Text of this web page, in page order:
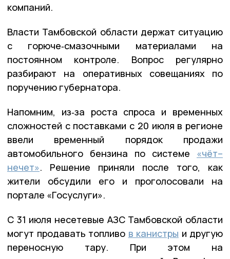
компаний.
Власти Тамбовской области держат ситуацию
с горюче‑смазочными материалами на
постоянном контроле. Вопрос регулярно
разбирают на оперативных совещаниях по
поручению губернатора.
Напомним, из‑за роста спроса и временных
сложностей с поставками с 20 июля в регионе
ввели временный порядок продажи
автомобильного бензина по системе «чёт–
нечет». Решение приняли после того, как
жители обсудили его и проголосовали на
портале «Госуслуги».
С 31 июля несетевые АЗС Тамбовской области
могут продавать топливо в канистры и другую
переносную тару. При этом на